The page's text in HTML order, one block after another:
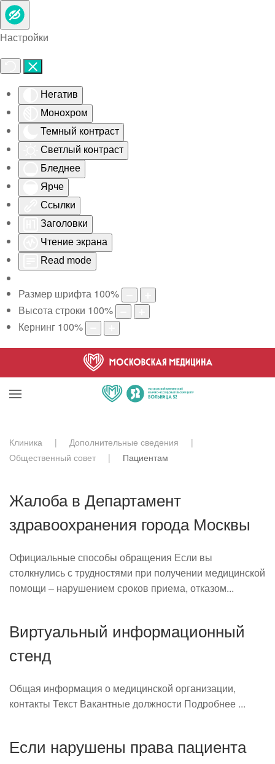
Настройки
Негатив
Монохром
Темный контраст
Светлый контраст
Бледнее
Ярче
Ссылки
Заголовки
Чтение экрана
Read mode
Размер шрифта 100%
Высота строки 100%
Кернинг 100%
Skip to main content
Клиника
Дополнительные сведения
Общественный совет
Пациентам
Жалоба в Департамент
здравоохранения города Москвы
Официальные способы обращения Если вы
столкнулись с трудностями при получении медицинской
помощи – нарушением сроков приема, отказом...
Виртуальный информационный
стенд
Общая информация о медицинской организации,
контакты Текст Вакантные должности Подробнее ...
Если нарушены права пациента